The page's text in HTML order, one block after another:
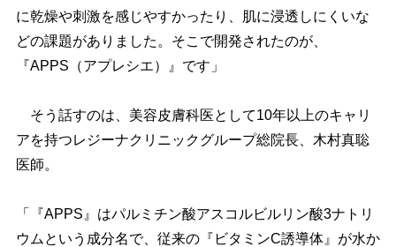
に乾燥や刺激を感じやすかったり、肌に浸透しにくいな
どの課題がありました。そこで開発されたのが、
『APPS（アプレシエ）』です」
そう話すのは、美容皮膚科医として10年以上のキャリ
アを持つレジーナクリニックグループ総院長、木村真聡
医師。
「『APPS』はパルミチン酸アスコルビルリン酸3ナトリ
ウムという成分名で、従来の『ビタミンC誘導体』が水か